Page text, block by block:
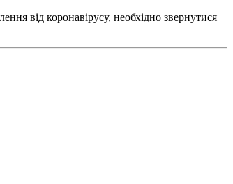
від коронавірусу, необхідно звернутися